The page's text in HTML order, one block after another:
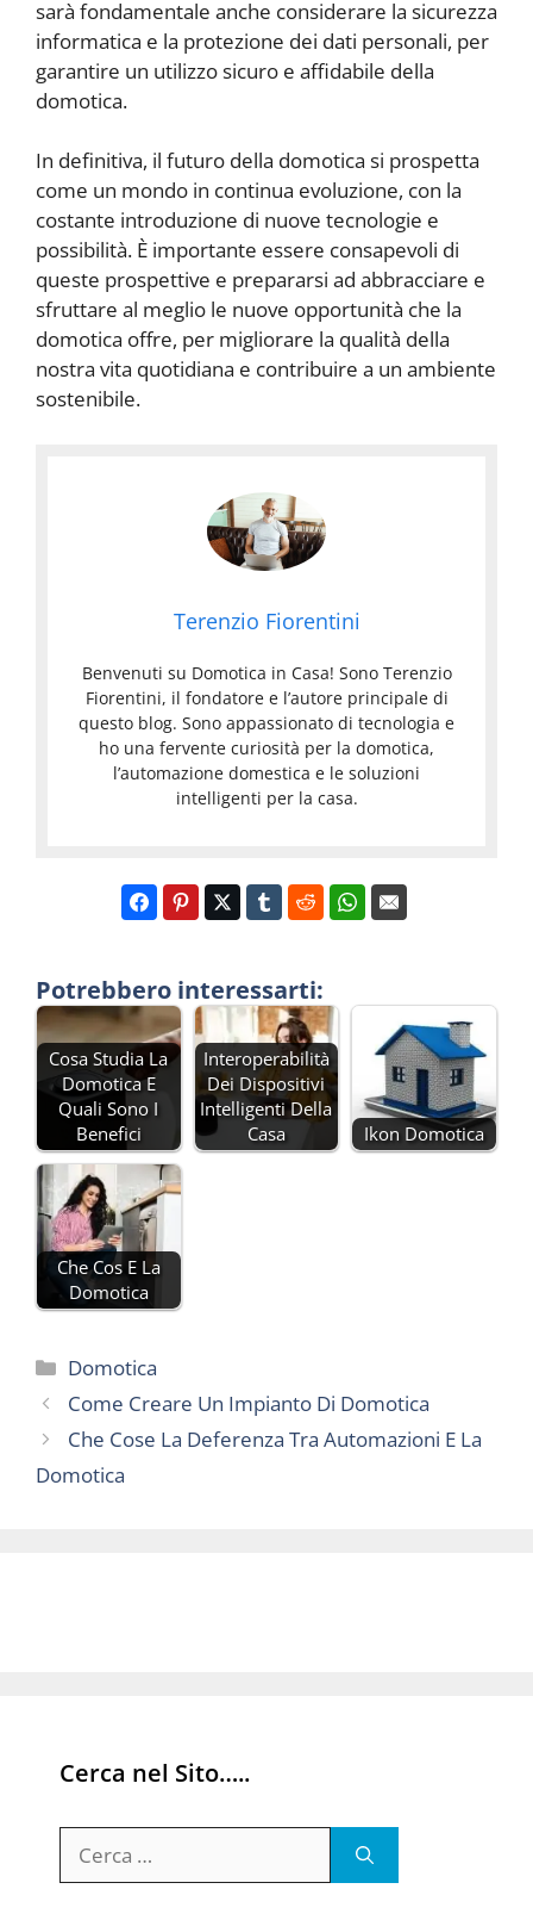
sarà fondamentale anche considerare la sicurezza
informatica e la protezione dei dati personali, per
garantire un utilizzo sicuro e affidabile della
domotica.
In definitiva, il futuro della domotica si prospetta
come un mondo in continua evoluzione, con la
costante introduzione di nuove tecnologie e
possibilità. È importante essere consapevoli di
queste prospettive e prepararsi ad abbracciare e
sfruttare al meglio le nuove opportunità che la
domotica offre, per migliorare la qualità della
nostra vita quotidiana e contribuire a un ambiente
sostenibile.
Terenzio Fiorentini
Benvenuti su Domotica in Casa! Sono Terenzio
Fiorentini, il fondatore e l’autore principale di
questo blog. Sono appassionato di tecnologia e
ho una fervente curiosità per la domotica,
l’automazione domestica e le soluzioni
intelligenti per la casa.
Potrebbero interessarti:
Cosa Studia La
Domotica E
Quali Sono I
Benefici
Interoperabilità
Dei Dispositivi
Intelligenti Della
Casa
Ikon Domotica
Che Cos E La
Domotica
Categorie
Domotica
Come Creare Un Impianto Di Domotica
Che Cose La Deferenza Tra Automazioni E La
Domotica
Cerca nel Sito…..
per: